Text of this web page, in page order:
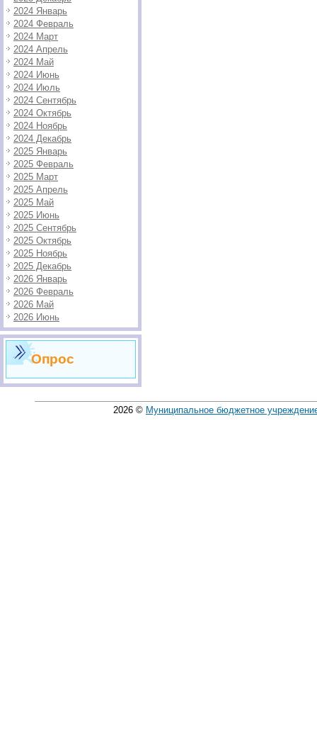
2024 Январь
2024 Февраль
2024 Март
2024 Апрель
2024 Май
2024 Июнь
2024 Июль
2024 Сентябрь
2024 Октябрь
2024 Ноябрь
2024 Декабрь
2025 Январь
2025 Февраль
2025 Март
2025 Апрель
2025 Май
2025 Июнь
2025 Сентябрь
2025 Октябрь
2025 Ноябрь
2025 Декабрь
2026 Январь
2026 Февраль
2026 Май
2026 Июнь
Опрос
2026 © Муниципальное бюджетное